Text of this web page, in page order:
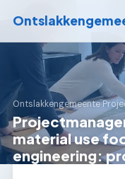
Ontslakkengemeente›
material use
engineering: